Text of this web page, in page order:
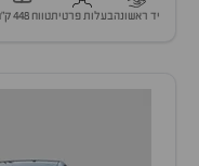
יד ראשונהבעלות פרטיתטווח 448 ק״מ